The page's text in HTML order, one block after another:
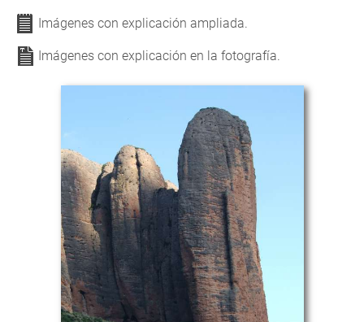
Imágenes con explicación ampliada.
Imágenes con explicación en la fotografía.